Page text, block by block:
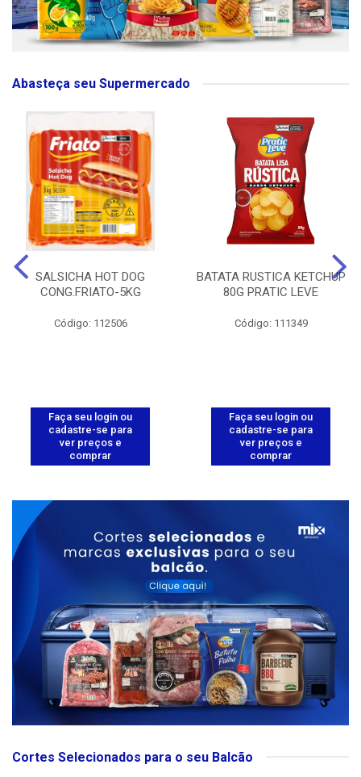
Abasteça seu Supermercado
SALSICHA HOT DOG
CONG.FRIATO-5KG
Código: 112506
Faça seu login ou
cadastre-se para
ver preços e
comprar
BATATA RUSTICA KETCHUP
80G PRATIC LEVE
Código: 111349
Faça seu login ou
cadastre-se para
ver preços e
comprar
Cortes Selecionados para o seu Balcão